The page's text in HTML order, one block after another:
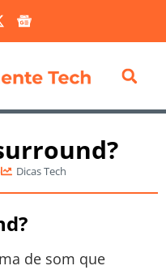
Dicas Tech
de som que